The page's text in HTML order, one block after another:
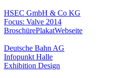
HSEC GmbH & Co KG
Focus: Valve 2014
BroschürePlakatWebseite
Deutsche Bahn AG
Infopunkt Halle
Exhibition Design